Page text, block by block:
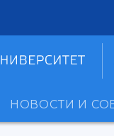
НОВОСТИ И